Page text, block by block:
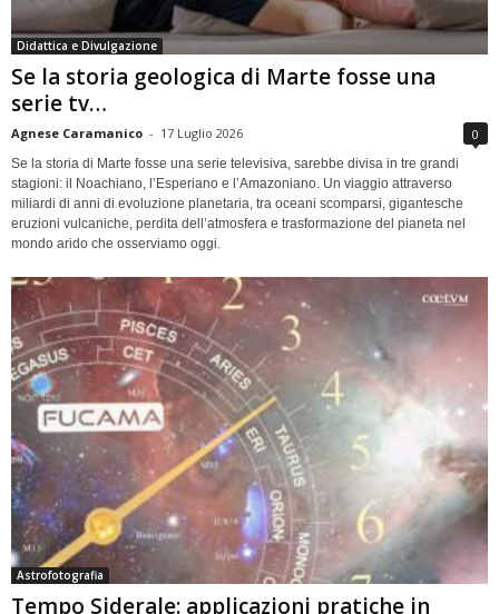
Didattica e Divulgazione
Se la storia geologica di Marte fosse una
serie tv…
Agnese Caramanico - 17 Luglio 2026 0
Se la storia di Marte fosse una serie televisiva, sarebbe divisa in tre grandi
stagioni: il Noachiano, l’Esperiano e l’Amazoniano. Un viaggio attraverso
miliardi di anni di evoluzione planetaria, tra oceani scomparsi, gigantesche
eruzioni vulcaniche, perdita dell’atmosfera e trasformazione del pianeta nel
mondo arido che osserviamo oggi.
Astrofotografia
Tempo Siderale: applicazioni pratiche in